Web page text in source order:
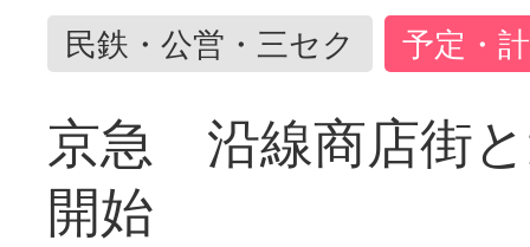
民鉄・公営・三セク 予定・
京急 沿線商店街
開始